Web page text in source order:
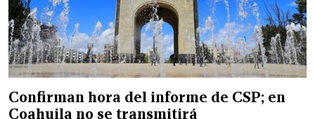
Confirman hora del informe de CSP; en
Coahuila no se transmitirá